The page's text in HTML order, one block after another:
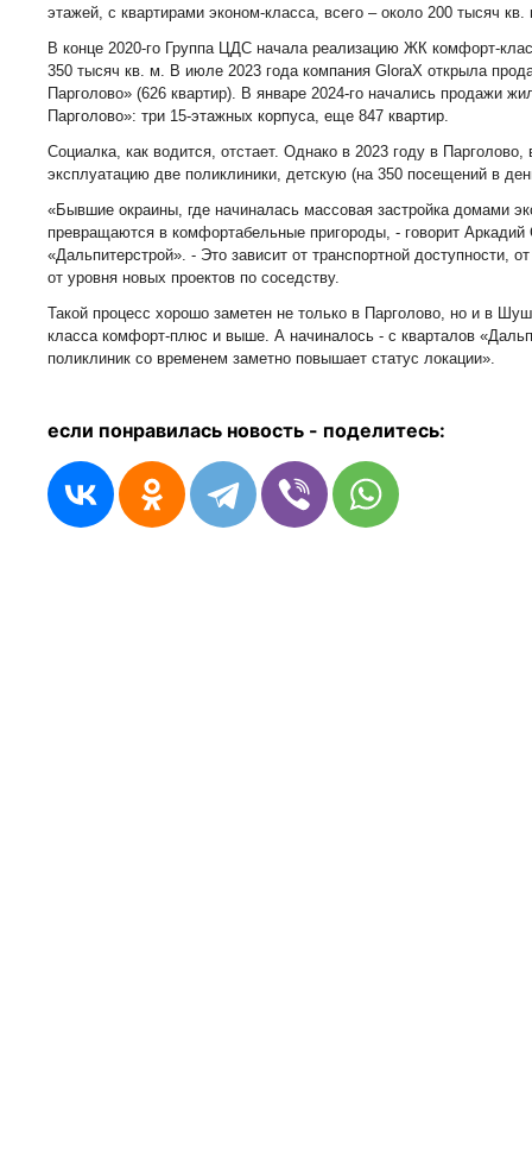
этажей, с квартирами эконом-класса, всего – около 200 тысяч кв.
В конце 2020-го Группа ЦДС начала реализацию ЖК комфорт-
350 тысяч кв. м. В июле 2023 года компания GloraХ открыла
Парголово» (626 квартир). В январе 2024-го начались продажи
Парголово»: три 15-этажных корпуса, еще 847 квартир.
Социалка, как водится, отстает. Однако в 2023 году в
эксплуатацию две поликлиники, детскую (на 350 посещений в
«Бывшие окраины, где начиналась массовая застройка домами
превращаются в комфортабельные пригороды, - говорит
«Дальпитерстрой». - Это зависит от транспортной доступности,
от уровня новых проектов по соседству.
Такой процесс хорошо заметен не только в Парголово, но и в
класса комфорт-плюс и выше. А начиналось - с кварталов
поликлиник со временем заметно повышает статус локации».
если понравилась новость - поделитесь: